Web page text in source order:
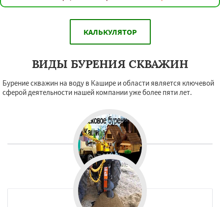
КАЛЬКУЛЯТОР
ВИДЫ БУРЕНИЯ СКВАЖИН
Бурение скважин на воду в Кашире и области является ключевой
сферой деятельности нашей компании уже более пяти лет.